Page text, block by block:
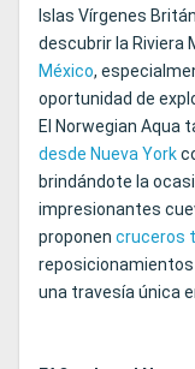
Islas Vírgenes
descubrir la Riviera
México,
oportunidad de
El Norwegian Aqua
desde Nueva York
brindándote la
impresionantes
proponen cruceros
una travesía única